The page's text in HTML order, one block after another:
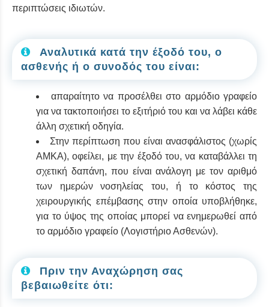
περιπτώσεις ιδιωτών.
Αναλυτικά κατά την έξοδό του, ο
ασθενής ή ο συνοδός του είναι:
απαραίτητο να προσέλθει στο αρμόδιο γραφείο
για να τακτοποιήσει το εξιτήριό του και να λάβει κάθε
άλλη σχετική οδηγία.
Στην περίπτωση που είναι ανασφάλιστος (χωρίς
ΑΜΚΑ), οφείλει, με την έξοδό του, να καταβάλλει τη
σχετική δαπάνη, που είναι ανάλογη με τον αριθμό
των ημερών νοσηλείας του, ή το κόστος της
χειρουργικής επέμβασης στην οποία υποβλήθηκε,
για το ύψος της οποίας μπορεί να ενημερωθεί από
το αρμόδιο γραφείο (Λογιστήριο Ασθενών).
Πριν την Αναχώρηση σας
βεβαιωθείτε ότι: